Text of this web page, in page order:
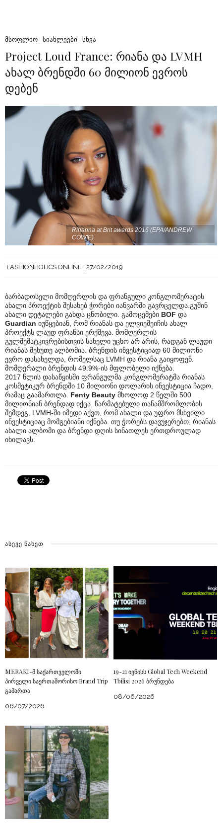
ᲛᲡᲝᲤᲚᲘᲝ ᲡᲘᲐᲮᲚᲔᲔᲑᲘ ᲡᲮᲕᲐ
Project Loud France: რიანა და LVMH
ახალ ბრენდში 60 მილიონ ევროს
დებენ
Rihanna at Brit awards 2016 (EPA/ANDREW
COWIE)
FASHIONHOLICS ONLINE 27/02/2019
ბარბადოსელი მომღერლის და ფრანგული კონგლომერატის
ახალი პროექტის შესახებ ჭორები იანვარში გავრცელდა.გუშინ
ახალი დეტალები გახდა ცნობილი. გამოცემები BOF და
Guardian იუწყებიან, რომ რიანას და ელვიემეიჩის ახალ
პროექტს ლაუდ ფრანსი ერქმევა. მომღერლის
გულშემატკივრებისთვის სახელი უცხო არ არის, რადგან ლაუდი
რიანას მეხუთე ალბომია. ბრენდის ინვესტიციად 60 მილიონი
ევრო დასახელდა, რომელსაც LVMH და რიანა გაიყოფენ.
მომღერალი ბრენდის 49.9%-ის მფლობელი იქნება.
2017 წლის დასაწყისში ფრანგულმა კონგლომერატმა რიანას
კოსმეტიკურ ბრენდში 10 მილიონი დოლარის ინვესტიცია ჩადო,
რამაც გაამართლა. Fenty Beauty მხოლოდ 2 წელში 500
მილიონიან ბრენდად იქცა. წარმატებული თანამშრომლობის
შემდეგ, LVMH-ში იმედი აქვთ, რომ ახალი და უფრო მსხვილი
ინვესტიციაც მომგებიანი იქნება. თუ ჭორებს დავუჯერებთ, რიანას
ახალი ალბომი და ბრენდი დღის სინათლეს ერთდროულად
იხილავს.
ᲐᲡᲔᲕᲔ ᲜᲐᲮᲔᲗ
MERAKI-მ საქართველოში
პირველი საერთაშორისო Brand Trip
გამართა
06/07/2026
19-21 ივნისს Global Tech Weekend
Tbilisi 2026 ბრუნდება
08/06/2026